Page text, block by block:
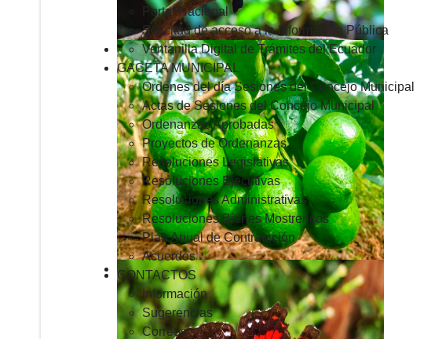
Portal Nacional
Solicitud de acceso a la Información Pública
Ventanilla Digital de Trámites del Ecuador
GACETA MUNICIPAL
Ordenes del día Sesiones del Concejo Municipal
Actas de Sesiones del Concejo Municipal
Ordenanzas Aprobadas
Proyectos de Ordenanzas
Resoluciones Legislativas
Resoluciones Ejecutivas
Resoluciones Administrativas
Resoluciones Bienes Mostrencos
Plan Anual de Contratación
Acuerdos
CONTACTOS
Información
Sugerencias
Correos